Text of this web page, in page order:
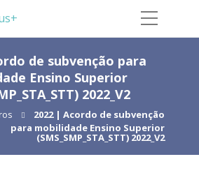
de subvenção para
Ensino Superior
2022_V2
2022 | Acordo de subvenção
para mobilidade Ensino Superior
(SMS_SMP_STA_STT) 2022_V2